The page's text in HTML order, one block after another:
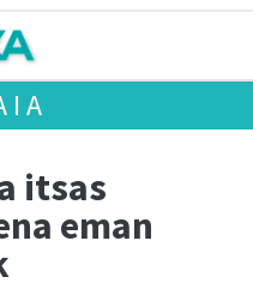
itsas
eman